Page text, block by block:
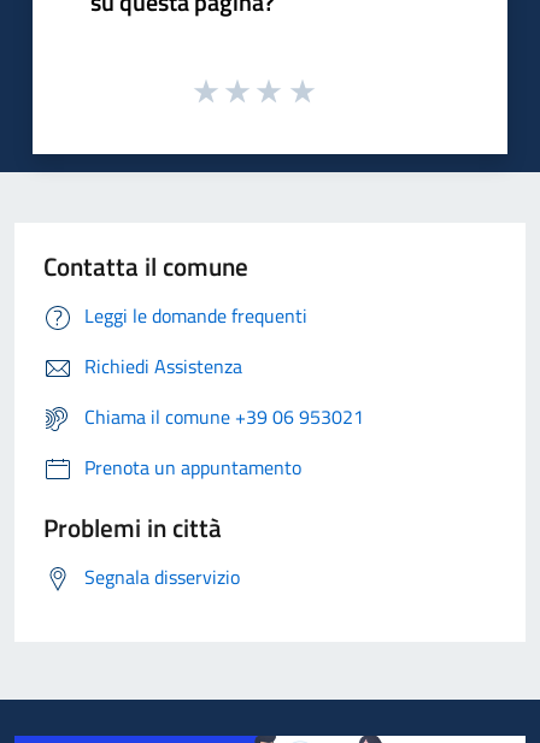
Contatta il comune
Leggi le domande frequenti
Richiedi Assistenza
Chiama il comune +39 06 953021
Prenota un appuntamento
Problemi in città
Segnala disservizio